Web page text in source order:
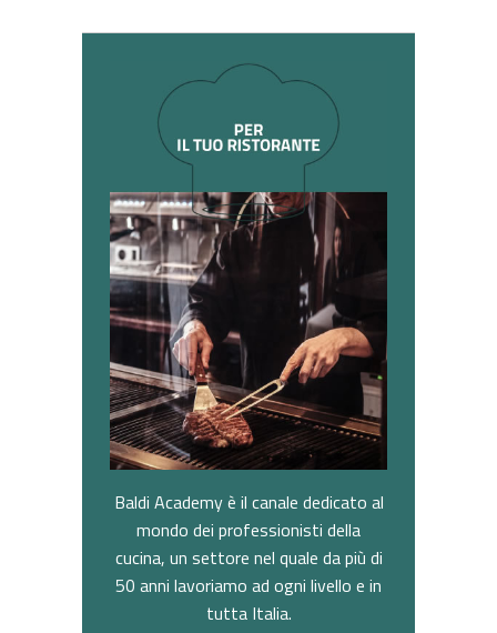
Baldi Academy è il canale dedicato al
mondo dei professionisti della
cucina, un settore nel quale da più di
50 anni lavoriamo ad ogni livello e in
tutta Italia.